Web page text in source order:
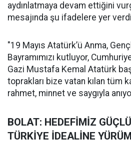
aydınlatmaya devam ettiğini
mesajında şu ifadelere yer
"19 Mayıs Atatürk’ü Anma,
Bayramımızı kutluyor,
Gazi Mustafa Kemal Atatürk
toprakları bize vatan kılan tüm
rahmet, minnet ve saygıyla
BOLAT: HEDEFİMİZ
TÜRKİYE İDEALİNE